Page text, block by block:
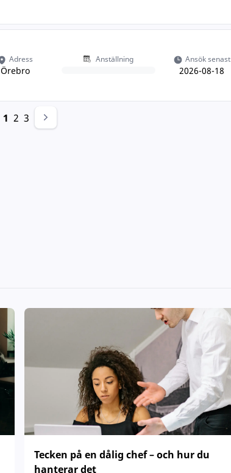
Adress
Örebro
Anställning Ansök senast
2026-08-18
1 2 3
Tecken på en dålig chef – och hur du
hanterar det